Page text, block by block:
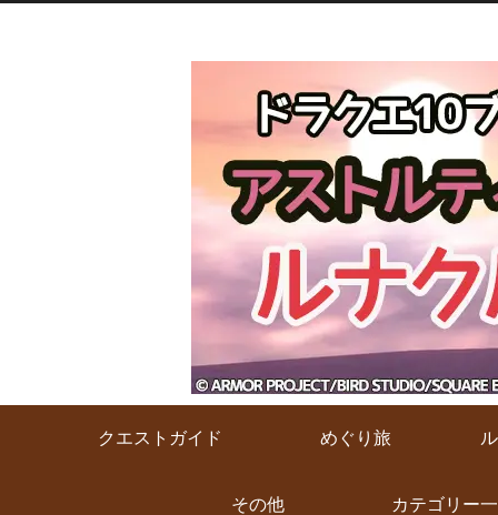
クエストガイド めぐり旅
その他 カテゴリー